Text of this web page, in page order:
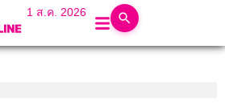
1 ส.ค. 2026